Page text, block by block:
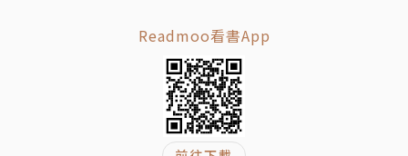
Readmoo看書App